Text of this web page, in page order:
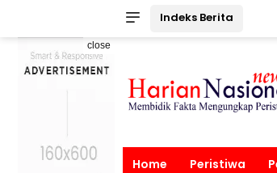
Indeks Berita
close
Home Peristiwa